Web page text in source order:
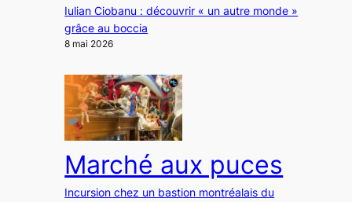
Iulian Ciobanu : découvrir « un autre monde »
grâce au boccia
8 mai 2026
Marché aux puces
Incursion chez un bastion montréalais du